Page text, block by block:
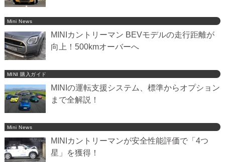
Mini News
MINIカントリーマン BEVモデルの走行距離が
向上！500kmオーバーへ
MINI 購入ガイド
MINIの運転支援システム、標準からオプション
まで全解説！
Mini News
MINIカントリーマンが安全性能評価で「4つ
星」を獲得！